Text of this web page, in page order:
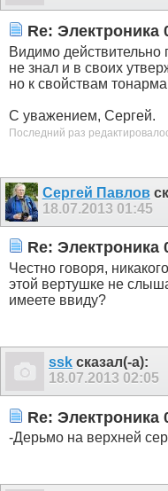
Re: Электроника
Видимо действительно
не знал и в своих
но к свойствам
С уважением, Сергей.
Последний раз
Сергей Павлов
18.07.2013 01:45
Re: Электроника
Честно говоря,
этой вертушке не
имеете ввиду?
ssk сказал(-а):
18.07.2013 02:05
Re: Электроника
-Дерьмо на верхней